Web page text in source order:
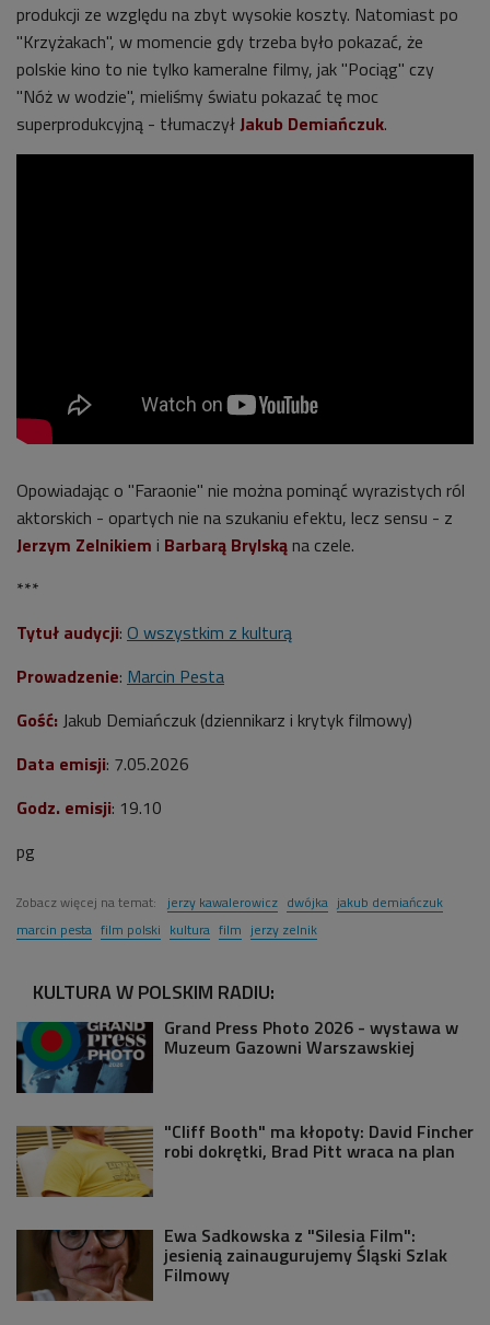
produkcji ze względu na zbyt wysokie koszty. Natomiast po
"Krzyżakach", w momencie gdy trzeba było pokazać, że
polskie kino to nie tylko kameralne filmy, jak "Pociąg" czy
"Nóż w wodzie", mieliśmy światu pokazać tę moc
superprodukcyjną - tłumaczyłJakub Demiańczuk.
Opowiadając o "Faraonie" nie można pominąć wyrazistych ról
aktorskich - opartych nie na szukaniu efektu, lecz sensu - z
Jerzym Zelnikiem i Barbarą Brylską na czele.
***
Tytuł audycji: O wszystkim z kulturą
Prowadzenie: Marcin Pesta
Gość: Jakub Demiańczuk (dziennikarz i krytyk filmowy)
Data emisji: 7.05.2026
Godz. emisji: 19.10
pg
Zobacz więcej na temat: jerzy kawalerowicz dwójka jakub demiańczuk
marcin pesta film polski kultura film jerzy zelnik
KULTURA W POLSKIM RADIU:
Grand Press Photo 2026 - wystawa w
Muzeum Gazowni Warszawskiej
"Cliff Booth" ma kłopoty: David Fincher
robi dokrętki, Brad Pitt wraca na plan
Ewa Sadkowska z "Silesia Film":
jesienią zainaugurujemy Śląski Szlak
Filmowy